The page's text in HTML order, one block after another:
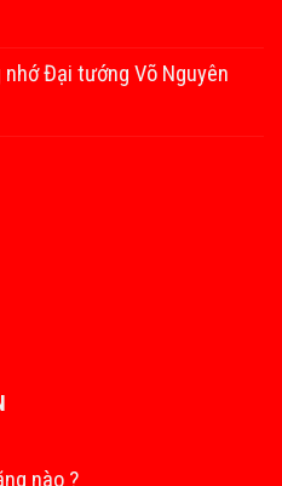
Đại tướng Võ Nguyên
nào ?